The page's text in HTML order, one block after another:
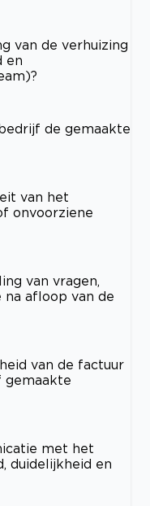
van de verhuizing
en
de gemaakte
van het
onvoorziene
van vragen,
na afloop van de
van de factuur
gemaakte
met het
duidelijkheid en